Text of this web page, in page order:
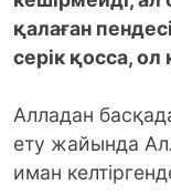
қалаған
серік қосса,
Алладан
ету жайында
иман